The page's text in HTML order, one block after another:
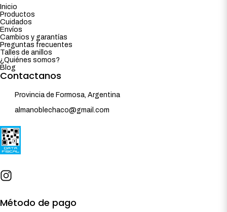
Inicio
Productos
Cuidados
Envíos
Cambios y garantías
Preguntas frecuentes
Talles de anillos
¿Quiénes somos?
Blog
Contactanos
Provincia de Formosa, Argentina
almanoblechaco@gmail.com
Método de pago